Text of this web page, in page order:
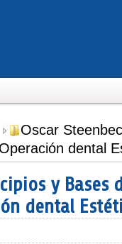
Oscar
dental
y Bases
dental